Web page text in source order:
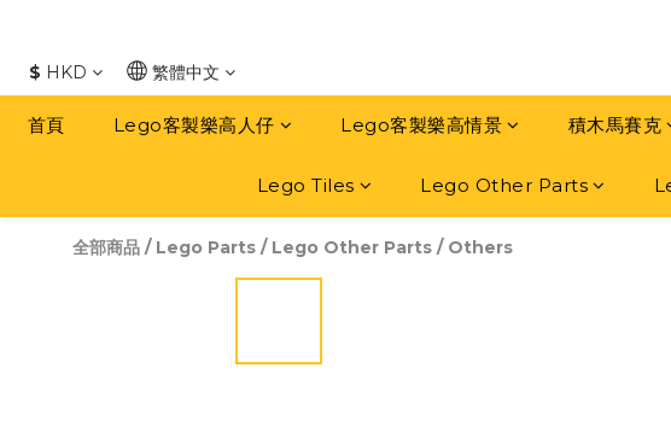
$ HKD 繁體中文
首頁 Lego客製樂高人仔 Lego客製樂高情景 積木馬賽克
Lego Tiles Lego Other Parts
全部商品 / Lego Parts / Lego Other Parts / Others